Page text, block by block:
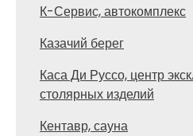
К-Сервис, автокомплекс
Казачий берег
Каса Ди Руссо, центр
столярных изделий
Кентавр, сауна